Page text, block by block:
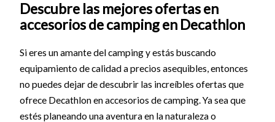
Descubre las mejores ofertas en
accesorios de camping en Decathlon
Si eres un amante del camping y estás buscando
equipamiento de calidad a precios asequibles, entonces
no puedes dejar de descubrir las increíbles ofertas que
ofrece Decathlon en accesorios de camping. Ya sea que
estés planeando una aventura en la naturaleza o